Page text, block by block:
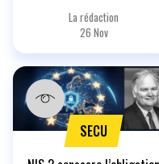
La rédaction
26 Nov
SECU